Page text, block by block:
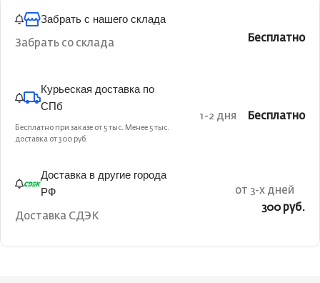
Забрать с нашего склада
Забрать со склада Бесплатно
Курьеская доставка по
СПб
Бесплатно при заказе от 5 тыс. Менее 5 тыс.
доставка от 300 руб.
1-2 дня Бесплатно
Доставка в другие города
РФ
Доставка СДЭК
от 3-х дней
300 руб.